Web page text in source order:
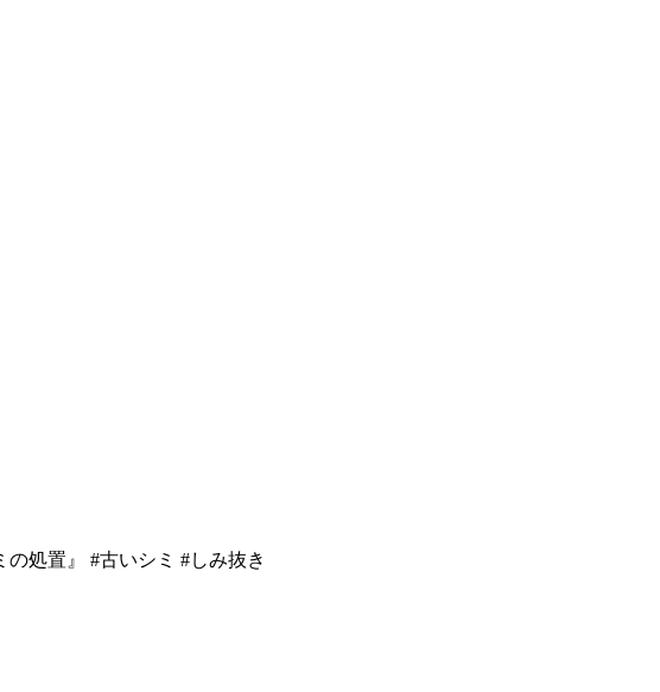
処置』 #古いシミ #しみ抜き